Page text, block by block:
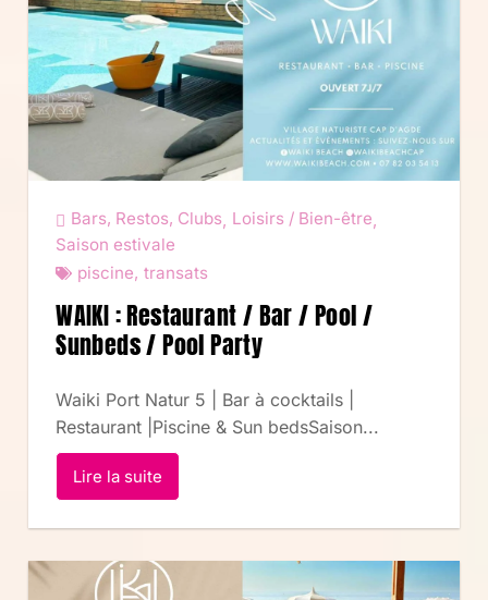
Bars, Restos, Clubs, Loisirs / Bien-être,
Saison estivale
piscine, transats
WAIKI : Restaurant / Bar / Pool /
Sunbeds / Pool Party
Waiki Port Natur 5 | Bar à cocktails |
Restaurant |Piscine & Sun bedsSaison...
Lire la suite